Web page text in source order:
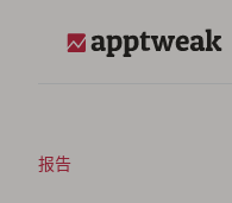
报告